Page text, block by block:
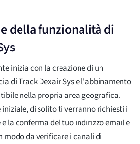
della funzionalità di
inizia con la creazione di un
di Track Dexair Sys e l'abbinamento
nella propria area geografica.
di solito ti verranno richiesti i
la conferma del tuo indirizzo email e
modo da verificare i canali di